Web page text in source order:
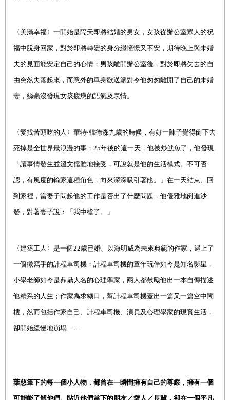
〈美滿幸福〉一開始是隔天即將結婚的男女，女孩從辦公室眾人的祝
福中脫身回家，對於即將轉變的身分繼憧憬又不安，期待晚上與未婚
夫的見面能安定自己的心情；男孩離開辦公室後，對於即將失去的自
由突然失落起來，而意外的單身歡送派對令他匆匆離開了自己的未婚
妻，絲毫沒發現女孩疲憊的語氣及表情。
〈愛找苦頭吃的人 〉 華特‧韓德森九歲的時候，有好一陣子覺得倒下去
死掉是全世界最浪漫的事；25年後的這一天，他被炒魷魚了，他發現
「讓事情發生並溫文儒雅地接受，可說就是他的生活模式。不可否
認，有風度的輸家這種角色，向來深深吸引著他。」在一天結束、回
到家裡，當妻子問起他的工作是否出了什麼問題，他優雅地倒進沙
發，對著妻子說：「我中槍了。」
〈建築工人 〉是一個22歲已婚、以海明威為未來典範的作家，遇上了
一個徵寫手的計程車司機；計程車司機的童年玩伴如今是知名影星，
小學老師如今是鼎鼎大名的心理學家，兩人都鼓勵他出一本自傳描述
他精采的人生；作家為求糊口，幫計程車司機蓋出一篇又一篇空中閣
樓，然而包括作家自己、計程車司機、演員及心理學家的現實生活，
卻開始緩慢地崩塌……
葉慈筆下的每一個小人物，都曾在一瞬間擁有自己的尊嚴，擁有一個
可能能了解他們、貼近他們當下的朋友／愛人／長輩，卻在一個平凡